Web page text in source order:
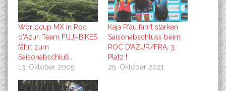
Worldcup MX in Roc
d’Azur, Team FUJI-BIKES
fährt zum
Saisonabschluß..
13. Oktober 2005
Kaja Pfau fährt starken
Saisonabschluss beim
ROC D’AZUR/FRA, 3.
Platz !
29. Oktober 2021